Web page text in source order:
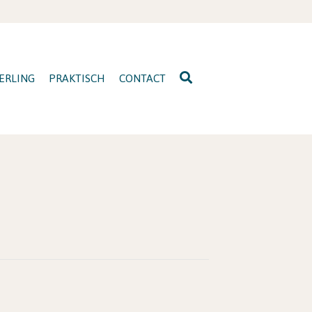
PRAKTISCH CONTACT